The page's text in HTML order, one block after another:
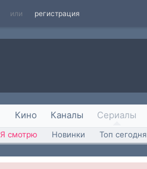
или регистрация
Кино Каналы Сериалы
Я смотрю Новинки Топ сегодня